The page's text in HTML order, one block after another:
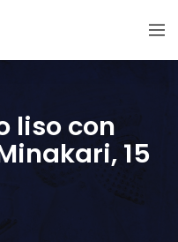
liso con
15